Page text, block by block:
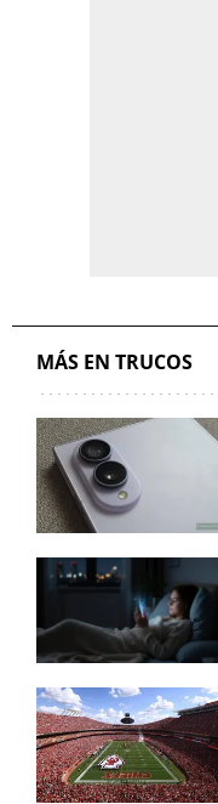
MÁS EN TRUCOS